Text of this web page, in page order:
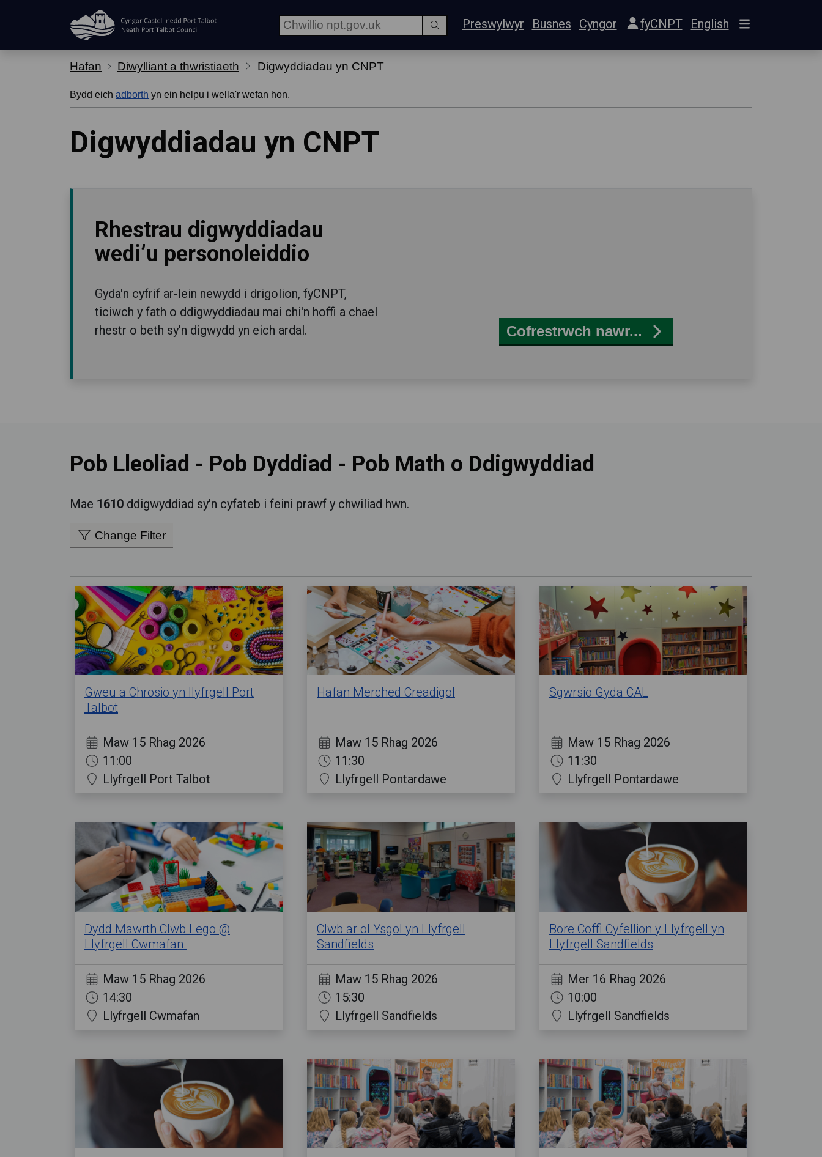
Preswylwyr Busnes Cyngor fyCNPT English
Hafan Diwylliant a thwristiaeth Digwyddiadau yn CNPT
Bydd eich adborth yn ein helpu i wella'r wefan hon.
Digwyddiadau yn CNPT
Rhestrau digwyddiadau
wedi’u personoleiddio
Gyda'n cyfrif ar-lein newydd i drigolion, fyCNPT,
ticiwch y fath o ddigwyddiadau mai chi'n hoffi a chael
rhestr o beth sy'n digwydd yn eich ardal.
Cofrestrwch nawr...
Pob Lleoliad - Pob Dyddiad - Pob Math o Ddigwyddiad
Mae 1610 ddigwyddiad sy'n cyfateb i feini prawf y chwiliad hwn.
Change Filter
Gweu a Chrosio yn llyfrgell Port
Talbot
Maw 15 Rhag 2026
11:00
Llyfrgell Port Talbot
Hafan Merched Creadigol
Maw 15 Rhag 2026
11:30
Llyfrgell Pontardawe
Sgwrsio Gyda CAL
Maw 15 Rhag 2026
11:30
Llyfrgell Pontardawe
Dydd Mawrth Clwb Lego @
Llyfrgell Cwmafan.
Maw 15 Rhag 2026
14:30
Llyfrgell Cwmafan
Clwb ar ol Ysgol yn Llyfrgell
Sandfields
Maw 15 Rhag 2026
15:30
Llyfrgell Sandfields
Bore Coffi Cyfellion y Llyfrgell yn
Llyfrgell Sandfields
Mer 16 Rhag 2026
10:00
Llyfrgell Sandfields